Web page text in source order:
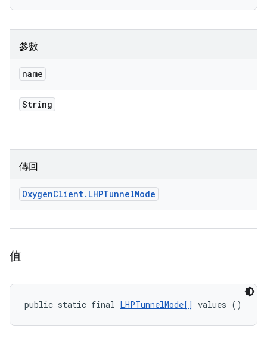
參數
name
String
傳回
OxygenClient. LHPTunnelMode
值
public static final LHPTunnelMode[] values ()